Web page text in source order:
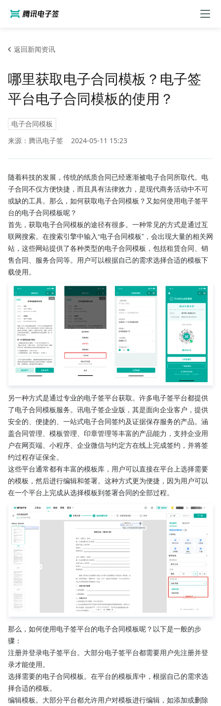
返回新闻资讯
哪里获取电子合同模板？电子签
平台电子合同模板的使用？
电子合同模板
来源：腾讯电子签
2024-05-11 15:23
随着科技的发展，传统的纸质合同已经逐渐被电子合同所取代。电
子合同不仅方便快捷，而且具有法律效力，是现代商务活动中不可
或缺的工具。那么，如何获取电子合同模板？又如何使用电子签平
台的电子合同模板呢？
首先，获取电子合同模板的途径有很多。一种常见的方式是通过互
联网搜索。在搜索引擎中输入“电子合同模板”，会出现大量的相关网
站，这些网站提供了各种类型的电子合同模板，包括租赁合同、销
售合同、服务合同等。用户可以根据自己的需求选择合适的模板下
载使用。
另一种方式是通过专业的电子签平台获取。许多电子签平台都提供
了电子合同模板服务。讯电子签企业版，其是面向企业客户，提供
安全的、便捷的、一站式电子合同签约及证据保存服务的产品。涵
盖合同管理、模板管理、印章管理等丰富的产品能力，支持企业用
户在网页端、小程序、企业微信与约定方在线上完成签约，并将签
约过程存证保全。
这些平台通常都有丰富的模板库，用户可以直接在平台上选择需要
的模板，然后进行编辑和签署。这种方式更为便捷，因为用户可以
在一个平台上完成从选择模板到签署合同的全部过程。
那么，如何使用电子签平台的电子合同模板呢？以下是一般的步
骤：
注册并登录电子签平台。大部分电子签平台都需要用户先注册并登
录才能使用。
选择需要的电子合同模板。在平台的模板库中，根据自己的需求选
择合适的模板。
编辑模板。大部分平台都允许用户对模板进行编辑，如添加或删除